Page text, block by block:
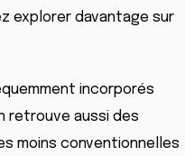
explorer davantage sur
incorporés
retrouve aussi des
moins conventionnelles